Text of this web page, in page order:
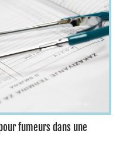
fumeurs dans une